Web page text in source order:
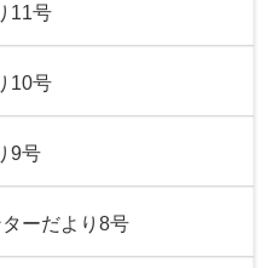
11号
10号
9号
ーだより8号